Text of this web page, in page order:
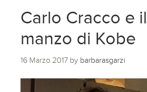
Carlo Cracco e il
manzo di Kobe
16 Marzo 2017 by barbarasgarzi